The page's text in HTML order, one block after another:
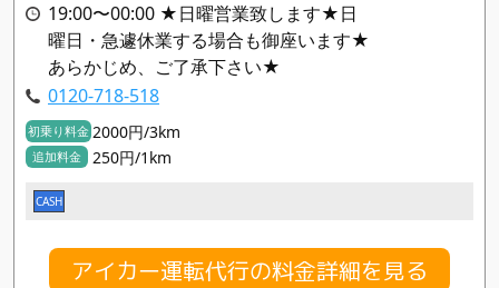
19:00〜00:00 ★日曜営業致します★日
曜日・急遽休業する場合も御座います★
あらかじめ、ご了承下さい★
0120-718-518
初乗り料金 2000円/3km
追加料金 250円/1km
CASH
アイカー運転代行の料金詳細を見る